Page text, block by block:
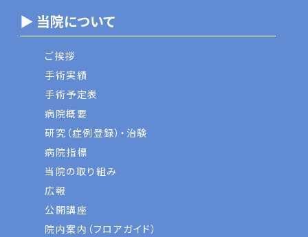
▶ 当院について
ご挨拶
手術実績
手術予定表
病院概要
研究（症例登録）・治験
病院指標
当院の取り組み
広報
公開講座
院内案内（フロアガイド）